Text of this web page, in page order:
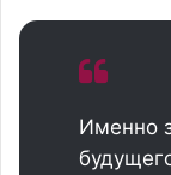
Именно